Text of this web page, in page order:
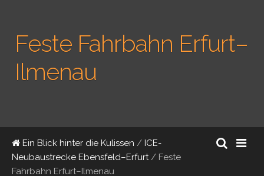
Feste Fahrbahn Erfurt–
Ilmenau
Ein Blick hinter die Kulissen / ICE-
Neubaustrecke Ebensfeld–Erfurt/ Feste
Fahrbahn Erfurt–Ilmenau